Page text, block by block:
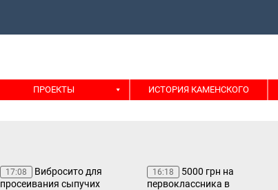
ПРОЕКТЫ ИСТОРИЯ КАМЕНСКОГО
17:08
Вибросито для
просеивания сыпучих
16:18
5000 грн на
первоклассника в